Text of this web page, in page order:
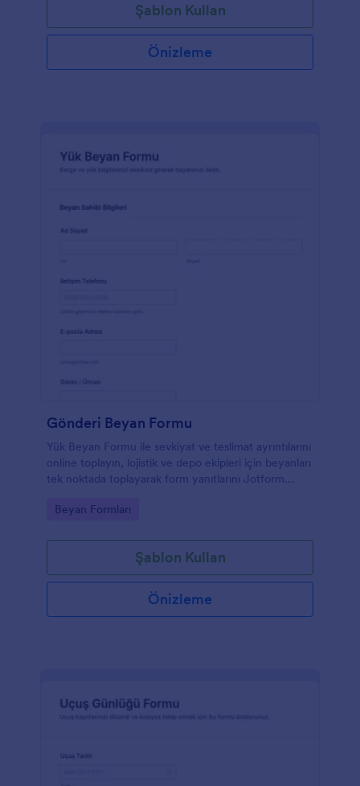
Şablon Kullan
Önizleme
Gönderi Beyan Formu
Yük Beyan Formu ile sevkiyat ve teslimat ayrıntılarını
online toplayın, lojistik ve depo ekipleri için beyanları
tek noktada toplayarak form yanıtlarını Jotform
Go to Category:
Beyan Formları
Şablon Kullan
Önizleme